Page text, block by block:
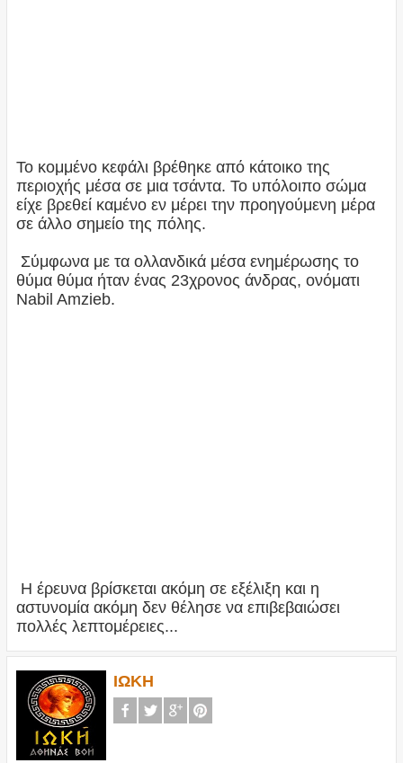
Το κομμένο κεφάλι βρέθηκε από κάτοικο της
περιοχής μέσα σε μια τσάντα. Το υπόλοιπο σώμα
είχε βρεθεί καμένο εν μέρει την προηγούμενη μέρα
σε άλλο σημείο της πόλης.
Σύμφωνα με τα ολλανδικά μέσα ενημέρωσης το
θύμα θύμα ήταν ένας 23χρονος άνδρας, ονόματι
Nabil Amzieb.
Η έρευνα βρίσκεται ακόμη σε εξέλιξη και η
αστυνομία ακόμη δεν θέλησε να επιβεβαιώσει
πολλές λεπτομέρειες...
ΙΩΚΗ